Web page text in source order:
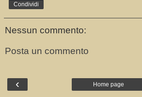
Condividi
Nessun commento:
Posta un commento
‹ Home page